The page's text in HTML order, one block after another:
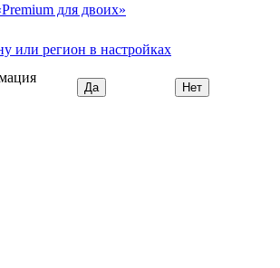
для двоих»
или регион в настройках
Да Нет